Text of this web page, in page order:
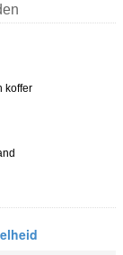
koffer